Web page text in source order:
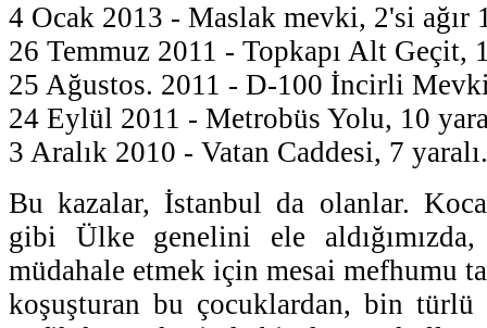
4 Ocak 2013 - Maslak mevki, 2'si ağır
26 Temmuz 2011 - Topkapı Alt Geçit,
25 Ağustos. 2011 - D-100 İncirli
24 Eylül 2011 - Metrobüs Yolu, 10
3 Aralık 2010 - Vatan Caddesi, 7 yaralı.
Bu kazalar, İstanbul da olanlar.
gibi Ülke genelini ele
müdahale etmek için mesai mefhumu
koşuşturan bu çocuklardan, bin türlü